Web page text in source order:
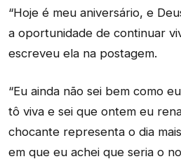
“Hoje é meu aniversário, e
a oportunidade de continuar
escreveu ela na postagem.
“Eu ainda não sei bem como
tô viva e sei que ontem eu
chocante representa o dia
em que eu achei que seria o